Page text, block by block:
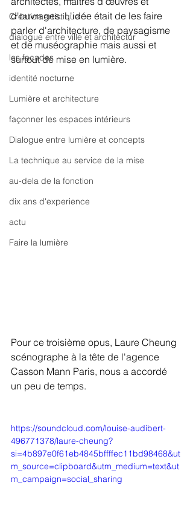
Création artistique
dialogue entre ville et architectur
les façades
identité nocturne
Lumière et architecture
façonner les espaces intérieurs
Dialogue entre lumière et concepts
La technique au service de la mise
au-dela de la fonction
dix ans d'experience
actu
Faire la lumière
d'ouvrages. L'idée était de les faire
parler d'architecture, de paysagisme
et de muséographie mais aussi et
surtout de mise en lumière.
Pour ce troisième opus, Laure Cheung
scénographe à la tête de l'agence
Casson Mann Paris, nous a accordé
un peu de temps.
https://soundcloud.com/louise-audibert-
496771378/laure-cheung?
si=4b897e0f61eb4845bffffec11bd98468&ut
m_source=clipboard&utm_medium=text&ut
m_campaign=social_sharing